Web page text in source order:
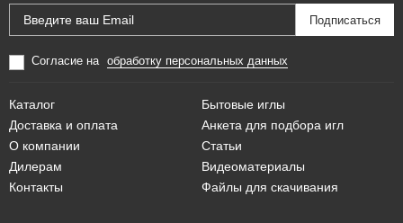
Согласие на обработку персональных данных
Каталог
Доставка и оплата
О компании
Дилерам
Контакты
Бытовые иглы
Анкета для подбора игл
Статьи
Видеоматериалы
Файлы для скачивания